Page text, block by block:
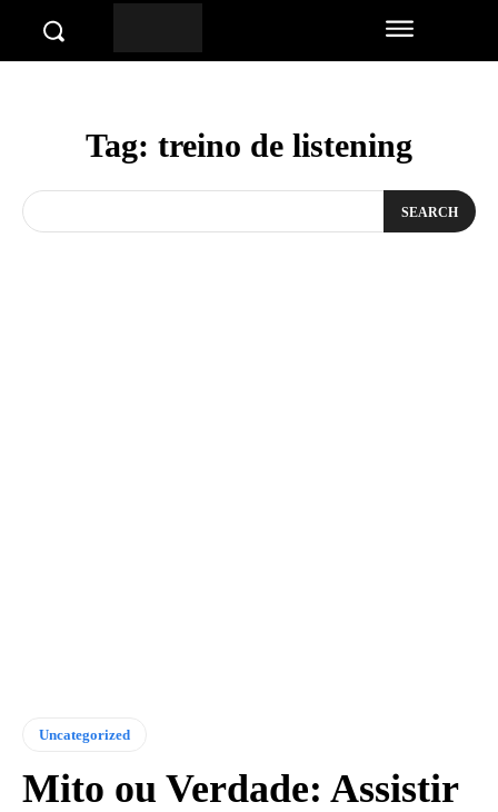
Tag: treino de listening
SEARCH
Uncategorized
Mito ou Verdade: Assistir